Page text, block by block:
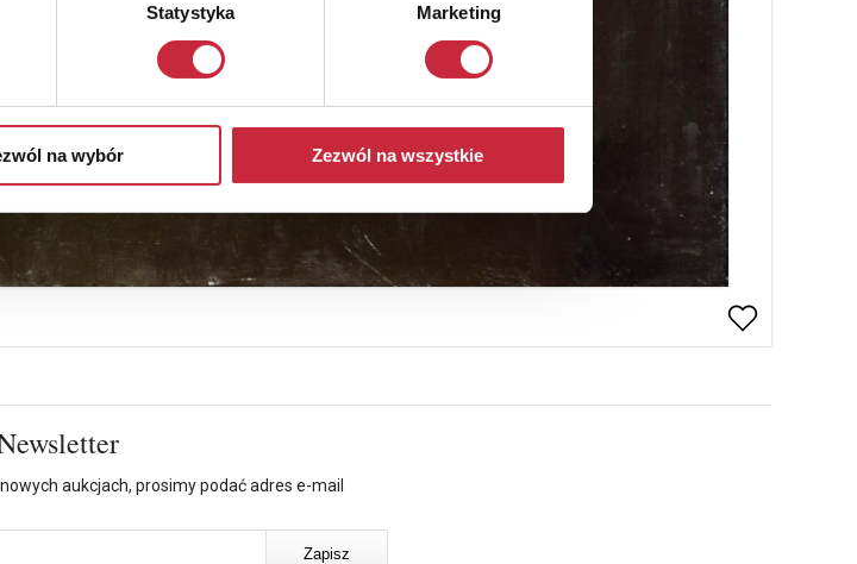
Statystyka Marketing
na wybór Zezwól na wszystkie
aukcjach, prosimy podać adres e-mail